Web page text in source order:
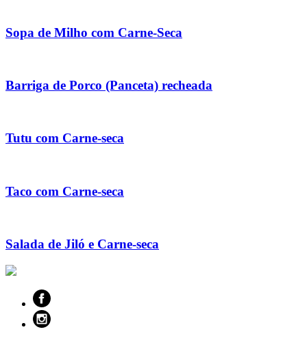
Sopa de Milho com Carne-Seca
Barriga de Porco (Panceta) recheada
Tutu com Carne-seca
Taco com Carne-seca
Salada de Jiló e Carne-seca